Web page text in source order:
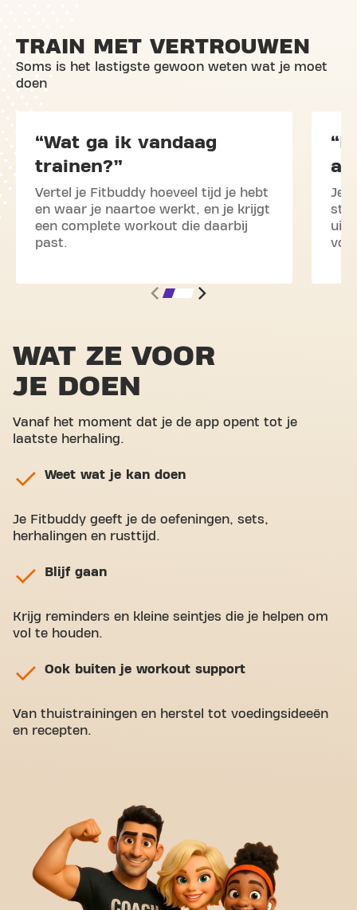
TRAIN MET VERTROUWEN
Soms is het lastigste gewoon weten wat je moet
doen
“Wat ga ik vandaag
trainen?”
Vertel je Fitbuddy hoeveel tijd je hebt
en waar je naartoe werkt, en je krijgt
een complete workout die daarbij
past.
Je
WAT ZE VOOR
JE DOEN
Vanaf het moment dat je de app opent tot je
laatste herhaling.
Weet wat je kan doen
Je Fitbuddy geeft je de oefeningen, sets,
herhalingen en rusttijd.
Blijf gaan
Krijg reminders en kleine seintjes die je helpen om
vol te houden.
Ook buiten je workout support
Van thuistrainingen en herstel tot voedingsideeën
en recepten.